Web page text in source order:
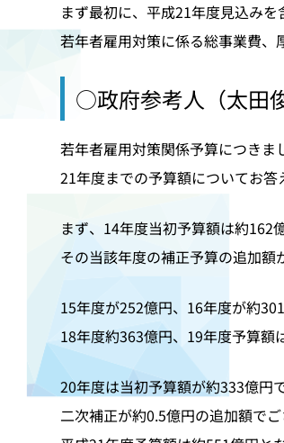
まず最初に、平成21年度見込み
若年者雇用対策に係る総事業費、
○政府参考人（太田
若年者雇用対策関係予算につきま
21年度までの予算額についてお答
まず、14年度当初予算額は約162
その当該年度の補正予算の追加額
15年度が252億円、16年度が約
18年度約363億円、19年度予算額
20年度は当初予算額が約333億円
二次補正が約0.5億円の追加額でご